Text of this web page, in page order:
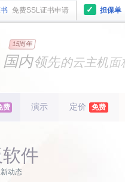
免费SSL证书申请 ✓ 担保单
15周年
国内领先
安全 稳定轻量纯净
更新
费 演示 定价 免费
件
动态